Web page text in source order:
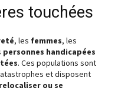
touchées
, les femmes, les
personnes handicapées
. Ces populations sont
et disposent
ou se